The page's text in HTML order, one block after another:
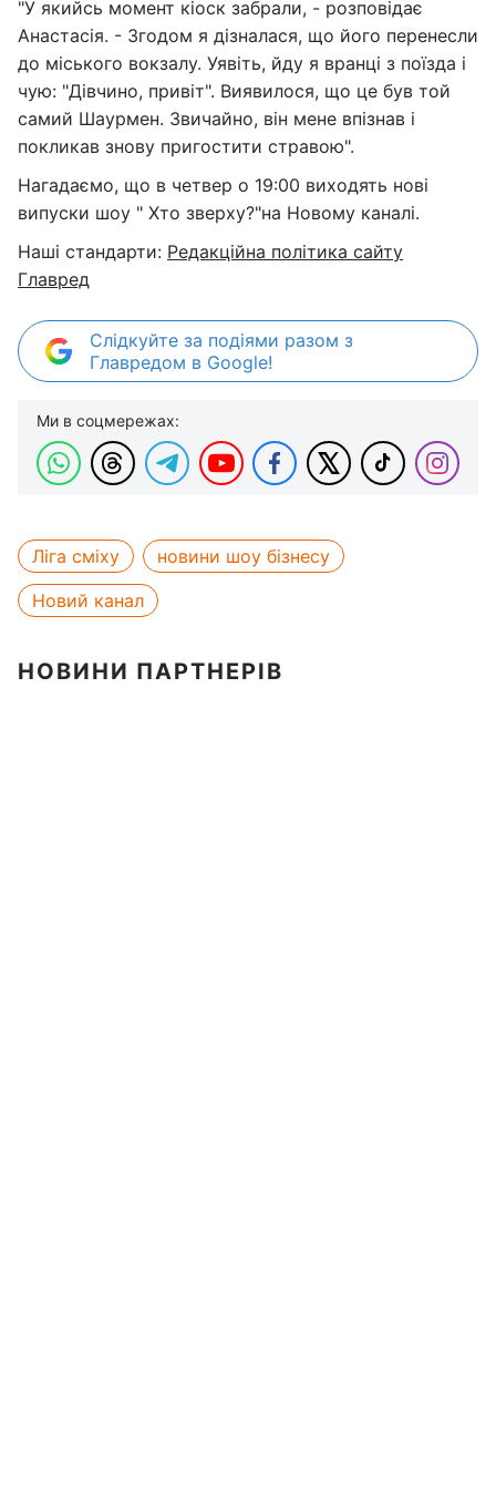
"У якийсь момент кіоск забрали, - розповідає
Анастасія. - Згодом я дізналася, що його перенесли
до міського вокзалу. Уявіть, йду я вранці з поїзда і
чую: "Дівчино, привіт". Виявилося, що це був той
самий Шаурмен. Звичайно, він мене впізнав і
покликав знову пригостити стравою".
Нагадаємо, що в четвер о 19:00 виходять нові
випуски шоу " Хто зверху?"на Новому каналі.
Наші стандарти: Редакційна політика сайту
Главред
Слідкуйте за подіями разом з
Главредом в Google!
Ми в соцмережах:
Ліга сміху
новини шоу бізнесу
Новий канал
НОВИНИ ПАРТНЕРІВ